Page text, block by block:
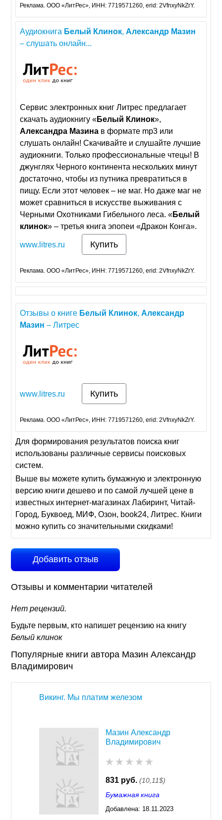
Реклама. ООО «ЛитРес», ИНН: 7719571260, erid: 2VfnxyNkZrY.
Аудиокнига Белый Клинок,Александр Мазин
– слушать онлайн...
Сервис электронных книг Литрес предлагает
скачать аудиокнигу «Белый Клинок»,
Александра Мазина в формате mp3 или
слушать онлайн! Скачивайте и слушайте лучшие
аудиокниги. Только профессиональные чтецы! В
джунглях Черного континента нескольких минут
достаточно, чтобы из путника превратиться в
пищу. Если этот человек – не маг. Но даже маг не
может сравниться в искусстве выживания с
Черными Охотниками Гибельного леса. «Белый
клинок» – третья книга эпопеи «Дракон Конга».
www.litres.ru Купить
Реклама. ООО «ЛитРес», ИНН: 7719571260, erid: 2VfnxyNkZrY.
Отзывы о книге Белый Клинок,Александр
Мазин – Литрес
www.litres.ru Купить
Реклама. ООО «ЛитРес», ИНН: 7719571260, erid: 2VfnxyNkZrY.
Для формирования результатов поиска книг
использованы различные сервисы поисковых
систем.
Выше вы можете купить бумажную и электронную
версию книги дешево и по самой лучшей цене в
известных интернет-магазинах Лабиринт, Читай-
Город, Буквоед, МИФ, Озон, book24, Литрес. Книги
можно купить со значительными скидками!
Добавить отзыв
Отзывы и комментарии читателей
Нет рецензий.
Будьте первым, кто напишет рецензию на книгу
Белый клинок
Популярные книги автора Мазин Александр
Владимирович
Викинг. Мы платим железом
Мазин Александр
Владимирович
831 руб. (10,11$)
Бумажная книга
Добавлена: 18.11.2023